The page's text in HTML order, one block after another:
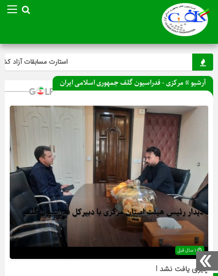
استارت مسابقات آزاد
آرشیو » مرکزی - فدراسیون گلف جمهوری اسلامی ایران
۱ سال قبل
دیدار رئیس هیئت استان مرکزی با دبیرکل فدراسیون گلف
چیزی یافت نشد !